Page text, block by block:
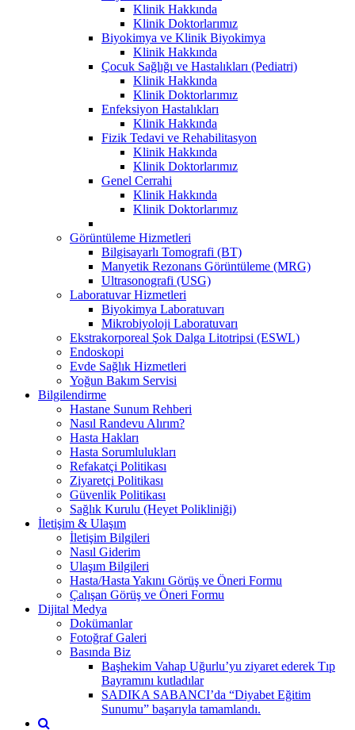
Klinik Hakkında
Klinik Doktorlarımız
Biyokimya ve Klinik Biyokimya
Klinik Hakkında
Çocuk Sağlığı ve Hastalıkları (Pediatri)
Klinik Hakkında
Klinik Doktorlarımız
Enfeksiyon Hastalıkları
Klinik Hakkında
Fizik Tedavi ve Rehabilitasyon
Klinik Hakkında
Klinik Doktorlarımız
Genel Cerrahi
Klinik Hakkında
Klinik Doktorlarımız
Görüntüleme Hizmetleri
Bilgisayarlı Tomografi (BT)
Manyetik Rezonans Görüntüleme (MRG)
Ultrasonografi (USG)
Laboratuvar Hizmetleri
Biyokimya Laboratuvarı
Mikrobiyoloji Laboratuvarı
Ekstrakorporeal Şok Dalga Litotripsi (ESWL)
Endoskopi
Evde Sağlık Hizmetleri
Yoğun Bakım Servisi
Bilgilendirme
Hastane Sunum Rehberi
Nasıl Randevu Alırım?
Hasta Hakları
Hasta Sorumlulukları
Refakatçi Politikası
Ziyaretçi Politikası
Güvenlik Politikası
Sağlık Kurulu (Heyet Polikliniği)
İletişim & Ulaşım
İletişim Bilgileri
Nasıl Giderim
Ulaşım Bilgileri
Hasta/Hasta Yakını Görüş ve Öneri Formu
Çalışan Görüş ve Öneri Formu
Dijital Medya
Dokümanlar
Fotoğraf Galeri
Basında Biz
Başhekim Vahap Uğurlu’yu ziyaret ederek Tıp
Bayramını kutladılar
SADIKA SABANCI’da “Diyabet Eğitim
Sunumu” başarıyla tamamlandı.